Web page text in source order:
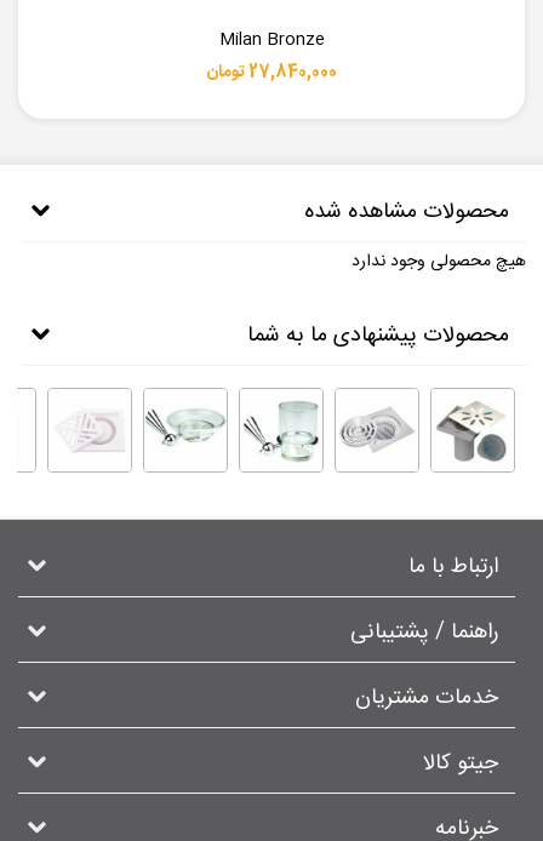
Milan Bronze
27,840,000 تومان
محصولات مشاهده شده
هیچ محصولی وجود ندارد
محصولات پیشنهادی ما به شما
ارتباط با ما
راهنما / پشتیبانی
خدمات مشتریان
جیتو کالا
خبرنامه